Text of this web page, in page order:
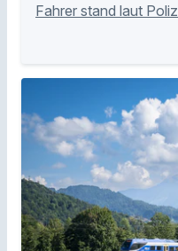
Fahrer stand laut